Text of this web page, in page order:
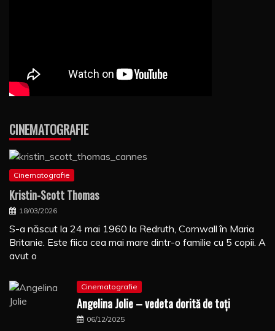
CINEMATOGRAFIE
Cinematografie
Kristin-Scott Thomas
18/03/2026
S-a născut la 24 mai 1960 la Redruth, Cornwall în Maria
Britanie. Este fiica cea mai mare dintr-o familie cu 5 copii. A
avut o
Cinematografie
Angelina Jolie – vedeta dorită de toți
06/12/2025